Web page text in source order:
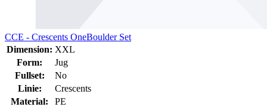
CCE - Crescents OneBoulder Set
Dimension: XXL
Form:
Jug
Fullset:
No
Linie:
Crescents
Material:
PE